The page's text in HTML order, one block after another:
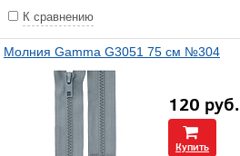
К сравнению
Молния Gamma G3051 75 см №304
120 руб.
Купить